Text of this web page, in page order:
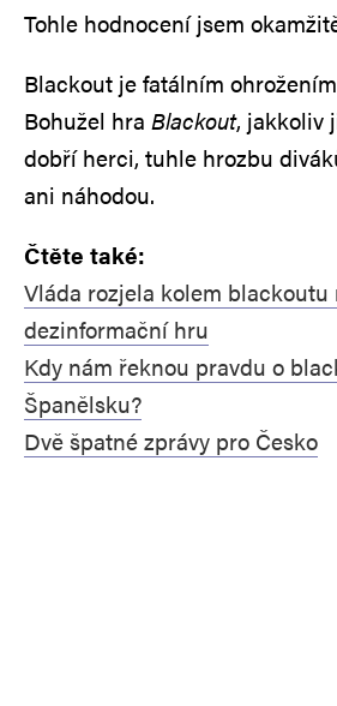
Tohle hodnocení jsem
Blackout je fatálním
Bohužel hra Blackout, jakkoliv
dobří herci, tuhle hrozbu
ani náhodou.
Čtěte také:
Vláda rozjela kolem blackoutu
dezinformační hru
Kdy nám řeknou pravdu o
Španělsku?
Dvě špatné zprávy pro Česko